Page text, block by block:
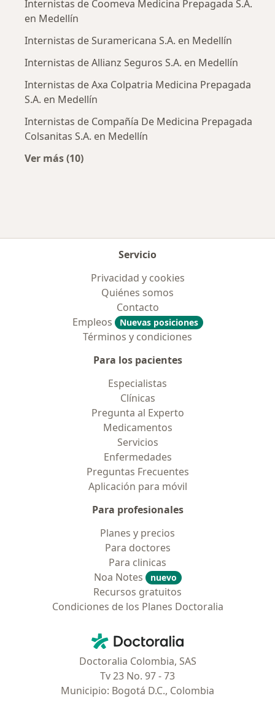
Internistas de Coomeva Medicina Prepagada S.A.
en Medellín
Internistas de Suramericana S.A. en Medellín
Internistas de Allianz Seguros S.A. en Medellín
Internistas de Axa Colpatria Medicina Prepagada
S.A. en Medellín
Internistas de Compañía De Medicina Prepagada
Colsanitas S.A. en Medellín
Ver más (10)
Servicio
Privacidad y cookies
Quiénes somos
Contacto
Empleos
Nuevas posiciones
Términos y condiciones
Para los pacientes
Especialistas
Clínicas
Pregunta al Experto
Medicamentos
Servicios
Enfermedades
Preguntas Frecuentes
Aplicación para móvil
Para profesionales
Planes y precios
Para doctores
Para clinicas
Noa Notes
nuevo
Recursos gratuitos
Condiciones de los Planes Doctoralia
Doctoralia - Página de inicio
Doctoralia Colombia, SAS
Tv 23 No. 97 - 73
Municipio: Bogotá D.C., Colombia